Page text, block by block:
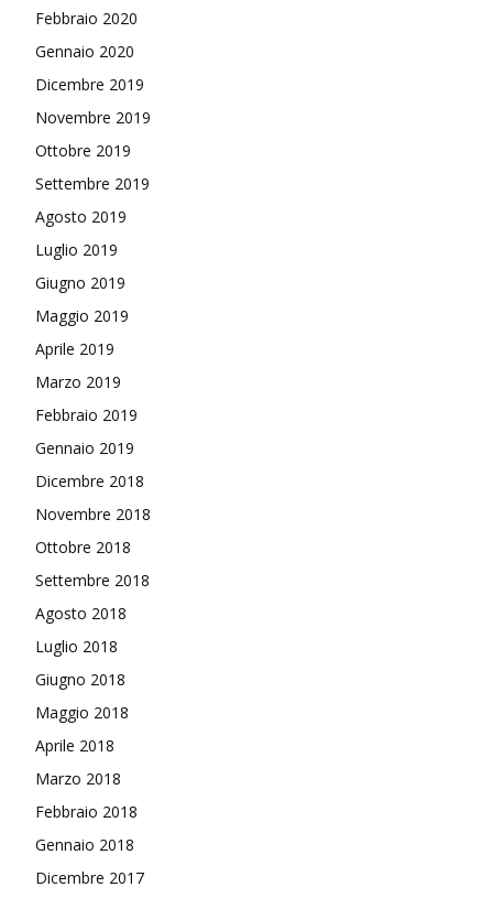
Febbraio 2020
Gennaio 2020
Dicembre 2019
Novembre 2019
Ottobre 2019
Settembre 2019
Agosto 2019
Luglio 2019
Giugno 2019
Maggio 2019
Aprile 2019
Marzo 2019
Febbraio 2019
Gennaio 2019
Dicembre 2018
Novembre 2018
Ottobre 2018
Settembre 2018
Agosto 2018
Luglio 2018
Giugno 2018
Maggio 2018
Aprile 2018
Marzo 2018
Febbraio 2018
Gennaio 2018
Dicembre 2017